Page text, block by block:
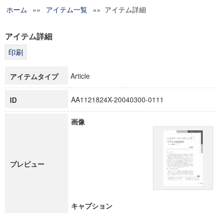
グローバルリサーチインスティテュート
科学研究費補助金研究成果報告書
博士課程教育リーディングプログラム「超成熟社会発展のサ
ホーム »» アイテム一覧 »» アイテム詳細
アイテム詳細
アイテムタイプ Article
ID AA1121824X-20040300-0111
プレビュー
画像
キャプション